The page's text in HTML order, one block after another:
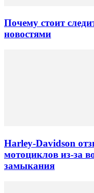
Почему стоит
новостями
Harley-Davidson
мотоциклов из-за
замыкания